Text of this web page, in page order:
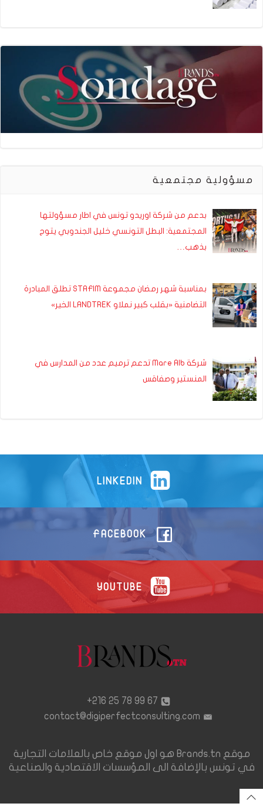
مسؤولية مجتمعية
بدعم من شركة اوريدو تونس في اطار مسؤولتها
المجتمعية: البطل التونسي خليل الجندوبي يتوج
بذهب…
بمناسبة شهر رمضان مجموعة STAFIM تطلق المبادرة
التضامنية «بقلب كبير نملاو LANDTREK الخير»
شركة Mare Alb تدعم ترميم عدد من المدارس في
المنستير وصفاقس
LINKEDIN
FACEBOOK
YOUTUBE
67 99 78 25 216+
contact@digiperfectconsulting.com
موقع Brands.tn هو اول موقع خاص بالعلامات التجارية
في تونس بالإضافة الى المؤسسات الاقتصادية والصناعية